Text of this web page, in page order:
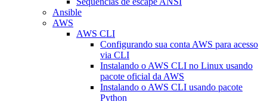
Ansible
AWS
AWS CLI
Configurando sua conta AWS para acesso
via CLI
Instalando o AWS CLI no Linux usando
pacote oficial da AWS
Instalando o AWS CLI usando pacote
Python